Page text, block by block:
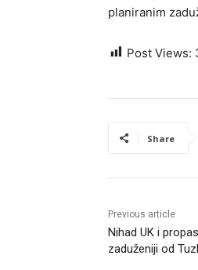
planiranim
Post Views:
Share
Previous article
Nihad UK i
zaduženiji od